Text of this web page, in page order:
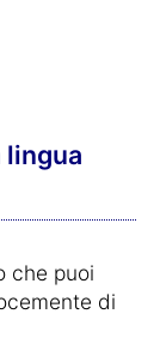
lingua
che puoi
di